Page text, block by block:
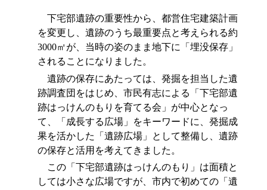
下宅部遺跡の重要性から、都営住宅建築計画
を変更し、遺跡のうち最重要点と考えられる約
3000㎡が、当時の姿のまま地下に「埋没保存」
されることになりました。
遺跡の保存にあたっては、発掘を担当した遺
跡調査団をはじめ、市民有志による「下宅部遺
跡はっけんのもりを育てる会」が中心となっ
て、「成長する広場」をキーワードに、発掘成
果を活かした「遺跡広場」として整備し、遺跡
の保存と活用を考えてきました。
この「下宅部遺跡はっけんのもり」は面積と
しては小さな広場ですが、市内で初めての「遺